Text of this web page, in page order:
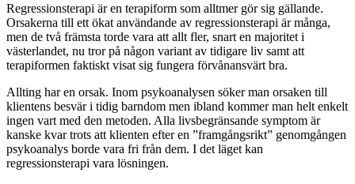
Regressionsterapi är en terapiform som alltmer gör sig gällande.
Orsakerna till ett ökat användande av regressionsterapi är många,
men de två främsta torde vara att allt fler, snart en majoritet i
västerlandet, nu tror på någon variant av tidigare liv samt att
terapiformen faktiskt visat sig fungera förvånansvärt bra.
Allting har en orsak. Inom psykoanalysen söker man orsaken till
klientens besvär i tidig barndom men ibland kommer man helt enkelt
ingen vart med den metoden. Alla livsbegränsande symptom är
kanske kvar trots att klienten efter en ”framgångsrikt” genomgången
psykoanalys borde vara fri från dem. I det läget kan
regressionsterapi vara lösningen.